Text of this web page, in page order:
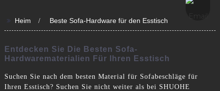
>> Heim Beste Sofa-Hardware für den Esstisch
Entdecken Sie Die Besten Sofa-
Hardwarematerialien Für Ihren Esstisch
Suchen Sie nach dem besten Material für Sofabeschläge für
Ihren Esstisch? Suchen Sie nicht weiter als bei SHUOHE